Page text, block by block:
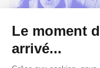
PETIT BATEAU
DÉRIVE
Marc Drouin